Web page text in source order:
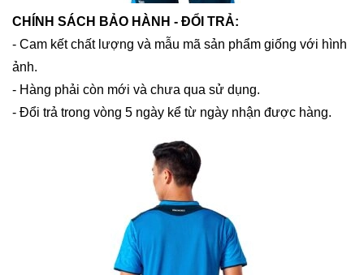
CHÍNH SÁCH BẢO HÀNH - ĐỔI TRẢ:
- Cam kết chất lượng và mẫu mã sản phẩm giống với hình
ảnh.
- Hàng phải còn mới và chưa qua sử dụng.
- Đổi trả trong vòng 5 ngày kể từ ngày nhận được hàng.